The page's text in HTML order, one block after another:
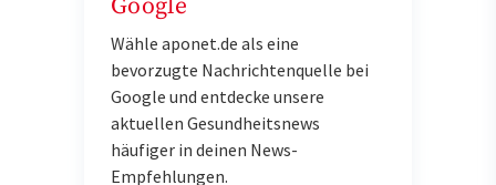
Google
Wähle aponet.de als eine
bevorzugte Nachrichtenquelle bei
Google und entdecke unsere
aktuellen Gesundheitsnews
häufiger in deinen News-
Empfehlungen.